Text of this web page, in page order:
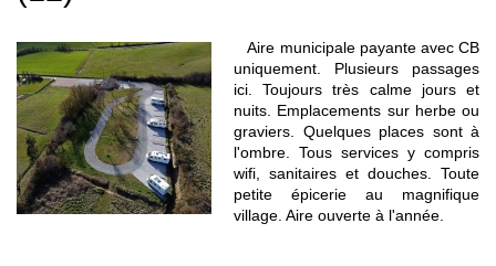
Aire municipale payante avec CB
uniquement. Plusieurs passages
ici. Toujours très calme jours et
nuits. Emplacements sur herbe ou
graviers. Quelques places sont à
l'ombre. Tous services y compris
wifi, sanitaires et douches. Toute
petite épicerie au magnifique
village. Aire ouverte à l'année.